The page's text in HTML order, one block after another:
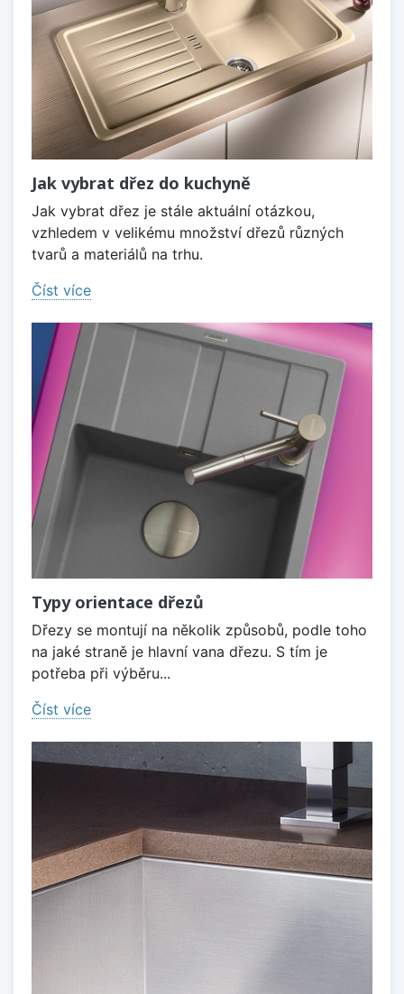
Jak vybrat dřez do kuchyně
Jak vybrat dřez je stále aktuální otázkou,
vzhledem v velikému množství dřezů různých
tvarů a materiálů na trhu.
Číst více
Typy orientace dřezů
Dřezy se montují na několik způsobů, podle toho
na jaké straně je hlavní vana dřezu. S tím je
potřeba při výběru...
Číst více